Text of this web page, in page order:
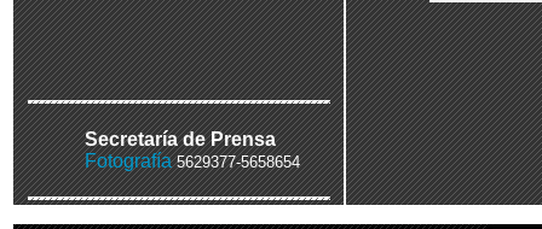
Secretaría de Prensa
Fotografía 5629377-5658654